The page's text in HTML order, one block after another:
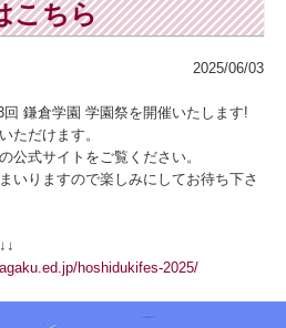
こちら
2025/06/03
鎌倉学園 学園祭を開催いたします!
ただけます。
公式サイトをご覧ください。
いりますので楽しみにしてお待ち下さ
hoshidukifes-2025/